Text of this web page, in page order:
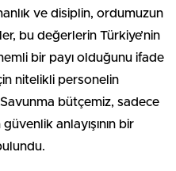
ve disiplin, ordumuzun
bu değerlerin Türkiye’nin
bir payı olduğunu ifade
nitelikli personelin
bütçemiz, sadece
anlayışının bir